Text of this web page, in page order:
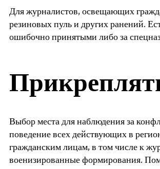
Для журналистов, освещающих
резиновых пуль и других ранений.
ошибочно принятыми либо за
Выбор места для наблюдения за
поведение всех действующих в
гражданским лицам, в том числе к
военизированные формирования.